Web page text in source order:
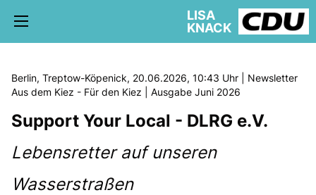
5. WAHLKREIS TREPTOW-KÖPENICK
AKTUELLE KIEZ NEWS
LISA
KNACK
Berlin, Treptow-Köpenick, 20.06.2026, 10:43 Uhr | Newsletter
Aus dem Kiez - Für den Kiez | Ausgabe Juni 2026
Support Your Local - DLRG e.V.
Lebensretter auf unseren
Wasserstraßen